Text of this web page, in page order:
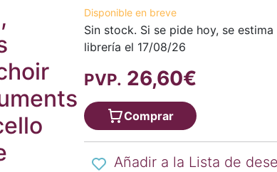
Disponible en breve
Sin stock. Si se pide hoy, se
librería el 17/08/26
PVP. 26,60€
Comprar
Añadir a la Lista de